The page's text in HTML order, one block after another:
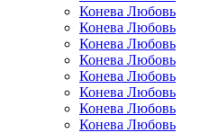
Конева Любовь
Конева Любовь
Конева Любовь
Конева Любовь
Конева Любовь
Конева Любовь
Конева Любовь
Конева Любовь